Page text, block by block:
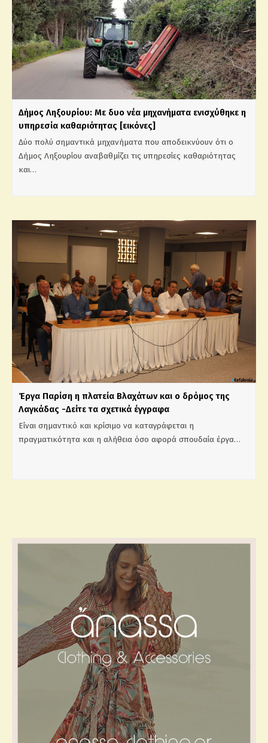
Δήμος Ληξουρίου: Με δυο νέα μηχανήματα ενισχύθηκε η
υπηρεσία καθαριότητας [εικόνες]
Δύο πολύ σημαντικά μηχανήματα που αποδεικνύουν ότι ο
Δήμος Ληξουρίου αναβαθμίζει τις υπηρεσίες καθαριότητας
και…
Έργα Παρίση η πλατεία Βλαχάτων και ο δρόμος της
Λαγκάδας -Δείτε τα σχετικά έγγραφα
Είναι σημαντικό και κρίσιμο να καταγράφεται η
πραγματικότητα και η αλήθεια όσο αφορά σπουδαία έργα…